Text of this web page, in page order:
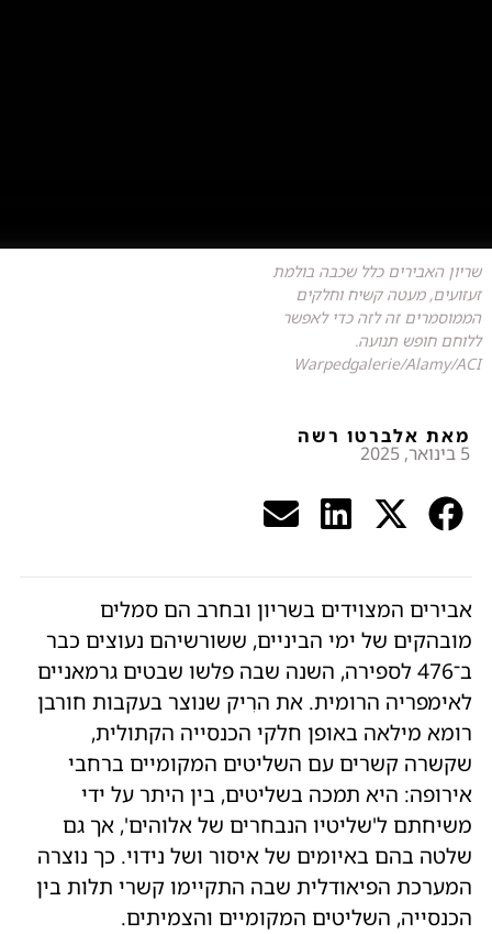
שריון האבירים כלל שכבה בולמת
זעזועים, מעטה קשיח וחלקים
הממוסמרים זה לזה כדי לאפשר
ללוחם חופש תנועה.
Warpedgalerie/Alamy/ACI
מאת אלברטו רשה
5 בינואר, 2025
אבירים המצוידים בשריון ובחרב הם סמלים
מובהקים של ימי הביניים, ששורשיהם נעוצים כבר
ב־476 לספירה, השנה שבה פלשו שבטים גרמאניים
לאימפריה הרומית. את הרִיק שנוצר בעקבות חורבן
רומא מילאה באופן חלקי הכנסייה הקתולית,
שקשרה קשרים עם השליטים המקומיים ברחבי
אירופה: היא תמכה בשליטים, בין היתר על ידי
משיחתם ל'שליטיו הנבחרים של אלוהים', אך גם
שלטה בהם באיומים של איסור ושל נידוי. כך נוצרה
המערכת הפיאודלית שבה התקיימו קשרי תלות בין
הכנסייה, השליטים המקומיים והצמיתים.